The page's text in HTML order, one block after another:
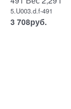
5.U003.d.f-491
3 708руб.